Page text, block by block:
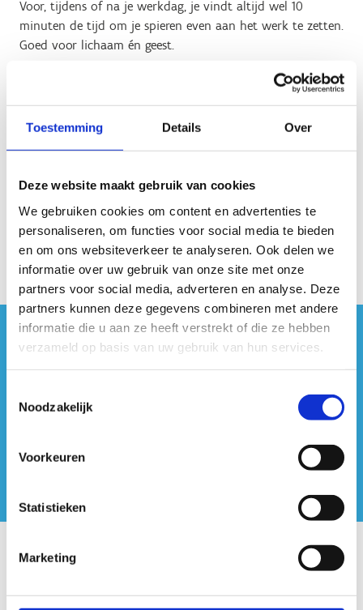
Toestemming Details Over
Deze website maakt gebruik van cookies
We gebruiken cookies om content en advertenties te
personaliseren, om functies voor social media te bieden
en om ons websiteverkeer te analyseren. Ook delen we
informatie over uw gebruik van onze site met onze
partners voor social media, adverteren en analyse. Deze
partners kunnen deze gegevens combineren met andere
informatie die u aan ze heeft verstrekt of die ze hebben
verzameld op basis van uw gebruik van hun services.
Noodzakelijk
Voorkeuren
Statistieken
Marketing
Voor, tijdens of na je werkdag, je vindt altijd wel 10
minuten de tijd om je spieren even aan het werk te zetten.
Goed voor lichaam én geest.
Maak kennis met al onze beweegtussendoortjes en doe-
#sportersbelevenmeer
Onze centra
Sport Vlaanderen Hoofdzetel